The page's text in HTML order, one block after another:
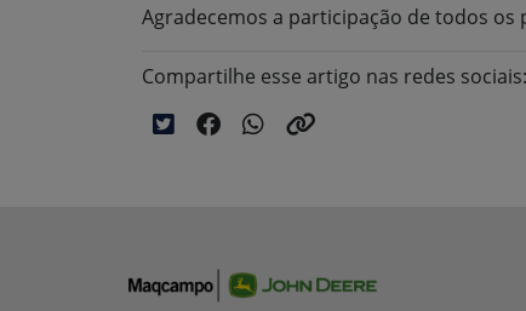
Agradecemos a participação de todos os
Compartilhe esse artigo nas redes sociais: